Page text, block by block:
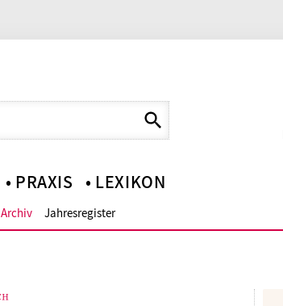
PRAXIS LEXIKON
Archiv Jahresregister